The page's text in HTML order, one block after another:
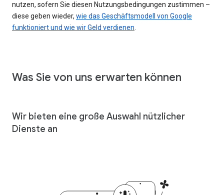
nutzen, sofern Sie diesen Nutzungsbedingungen zustimmen –
diese geben wieder, wie das Geschäftsmodell von Google
funktioniert und wie wir Geld verdienen
Was Sie von uns erwarten können
Wir bieten eine große Auswahl nützlicher
Dienste an